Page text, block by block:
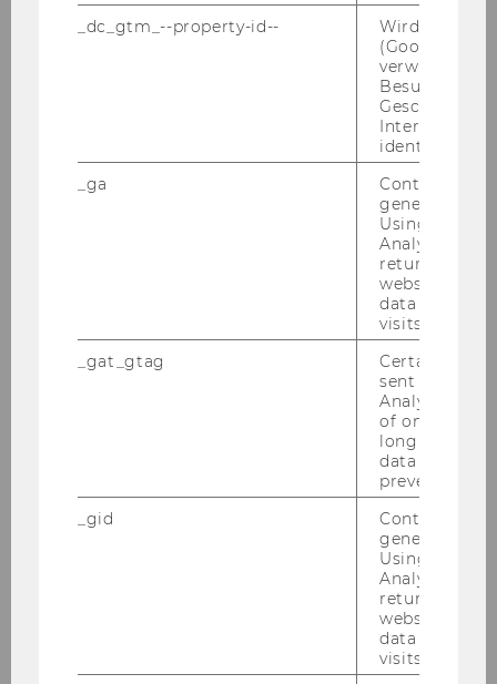
WU Magazin 03/2021
_dc_gtm_--property-id--
Wird von
(Google Tag
verwendet,
Besucher
Geschlecht
Interessen zu
identifizieren.
_ga
Contains a
generated
Using this
Analytics can
returning
website and
data from
visits.
_gat_gtag
Certain data
sent to
Analytics a
of once per
long as it is
data
prevented.
_gid
Contains a
generated
Using this
Analytics can
returning
website and
data from
visits.